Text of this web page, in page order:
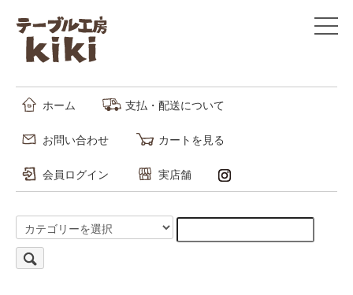
ホーム 支払・配送について
お問い合わせ カートを見る
会員ログイン 実店舗